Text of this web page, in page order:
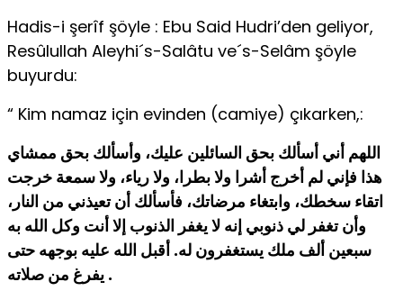
Hadis-i şerîf şöyle : Ebu Said Hudri’den geliyor,
Resûlullah Aleyhi´s-Salâtu ve´s-Selâm şöyle
buyurdu:
“ Kim namaz için evinden (camiye) çıkarken,:
اللهم أني أسألك بحق السائلين عليك، وأسألك بحق ممشاي
هذا فإني لم أخرج أشرا ولا بطرا، ولا رياء، ولا سمعة خرجت
اتقاء سخطك، وابتغاء مرضاتك، فأسألك أن تعيذني من النار،
وأن تغفر لي ذنوبي إنه لا يغفر الذنوب إلا أنت وكل الله به
سبعين ألف ملك يستغفرون له. أقبل الله عليه بوجهه حتى
يفرغ من صلاته .